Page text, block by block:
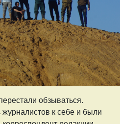
обзываться.
к себе и были